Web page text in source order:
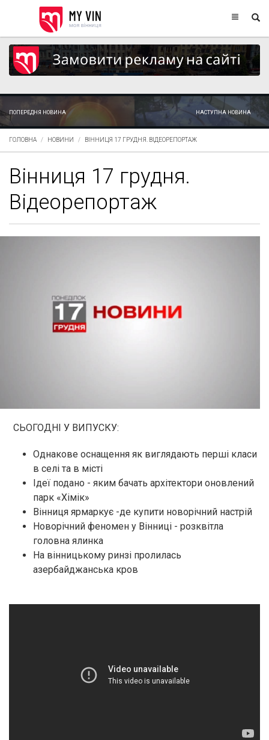
ПОПЕРЕДНЯ НОВИНА НАСТУПНА НОВИНА
ГОЛОВНА НОВИНИ ВІННИЦЯ 17 ГРУДНЯ. ВІДЕОРЕПОРТАЖ
Вінниця 17 грудня.
Відеорепортаж
СЬОГОДНІ У ВИПУСКУ:
Однакове оснащення як виглядають перші класи
в селі та в місті
Ідеї подано - яким бачать архітектори оновлений
парк «Хімік»
Вінниця ярмаркує -де купити новорічний настрій
Новорічний феномен у Вінниці - розквітла
головна ялинка
На вінницькому ринзі пролилась
азербайджанська кров